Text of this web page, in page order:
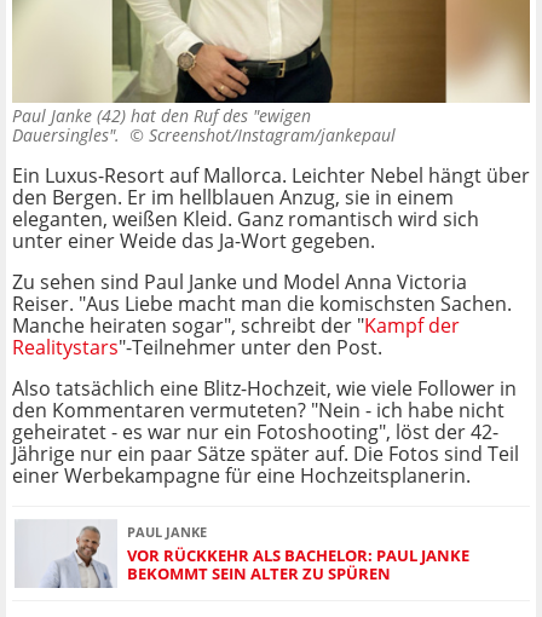
Paul Janke (42) hat den Ruf des "ewigen
Dauersingles". © Screenshot/Instagram/jankepaul
Ein Luxus-Resort auf Mallorca. Leichter Nebel hängt über
den Bergen. Er im hellblauen Anzug, sie in einem
eleganten, weißen Kleid. Ganz romantisch wird sich
unter einer Weide das Ja-Wort gegeben.
Zu sehen sind Paul Janke und Model Anna Victoria
Reiser. "Aus Liebe macht man die komischsten Sachen.
Manche heiraten sogar", schreibt der "Kampf der
Realitystars"-Teilnehmer unter den Post.
Also tatsächlich eine Blitz-Hochzeit, wie viele Follower in
den Kommentaren vermuteten? "Nein - ich habe nicht
geheiratet - es war nur ein Fotoshooting", löst der 42-
Jährige nur ein paar Sätze später auf. Die Fotos sind Teil
einer Werbekampagne für eine Hochzeitsplanerin.
PAUL JANKE
VOR RÜCKKEHR ALS BACHELOR: PAUL JANKE
BEKOMMT SEIN ALTER ZU SPÜREN